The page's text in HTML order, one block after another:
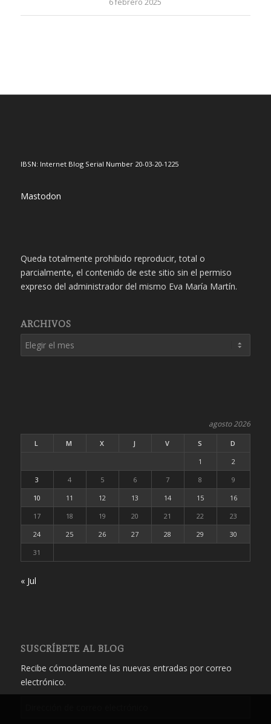
IBSN: Internet Blog Serial Number 20-03-20-1225
Mastodon
Queda totalmente prohibido reproducir, total o
parcialmente, el contenido de este sitio sin el permiso
expreso del administrador del mismo Eva María Martín.
ARCHIVOS
agosto 2026
L M X J V S
D
1
2
3
4 5 6 7 8
9
10
11 12 13 14 15
16
17
18 19 20 21 22
23
24
25 26 27 28 29
30
31
« Jul
SUSCRÍBETE AL BLOG
Recibe cómodamente las nuevas entradas por correo
electrónico.